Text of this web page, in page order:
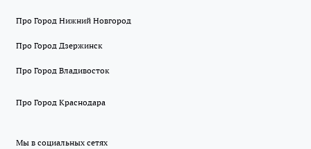
Про Город Нижний Новгород
Про Город Дзержинск
Про Город Владивосток
Про Город Краснодара
Мы в социальных сетях